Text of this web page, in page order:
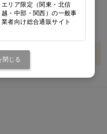
1巻
バリエーションを見る
エリア限定（関東・北信
越・中部・関西）の一般事
業者向け総合通販サイト
閉じる